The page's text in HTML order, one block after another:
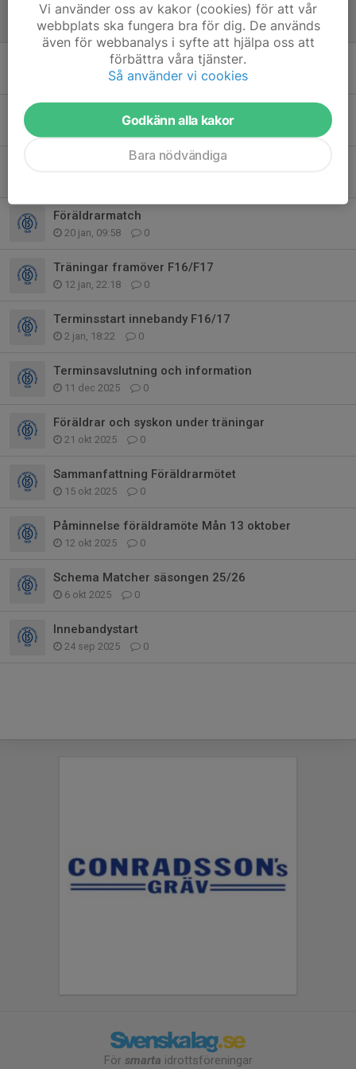
Information om cupen på söndag
17 mar, 09:44 0
Ingen träning på fredag
4 mar, 20:14 0
0
Föräldrarmatch
Föräldrarmatch
20 jan, 09:58 0
Träningar framöver F16/F17
12 jan, 22:18 0
Terminsstart innebandy F16/17
2 jan, 18:22 0
Terminsavslutning och information
11 dec 2025 0
Föräldrar och syskon under träningar
21 okt 2025 0
Sammanfattning Föräldrarmötet
15 okt 2025 0
Påminnelse föräldramöte Mån 13 oktober
12 okt 2025 0
Schema Matcher säsongen 25/26
6 okt 2025 0
Innebandystart
24 sep 2025 0
För smarta idrottsföreningar
Vi använder oss av kakor (cookies) för att vår
webbplats ska fungera bra för dig. De används
även för webbanalys i syfte att hjälpa oss att
förbättra våra tjänster.
Så använder vi cookies
Godkänn alla kakor
Bara nödvändiga